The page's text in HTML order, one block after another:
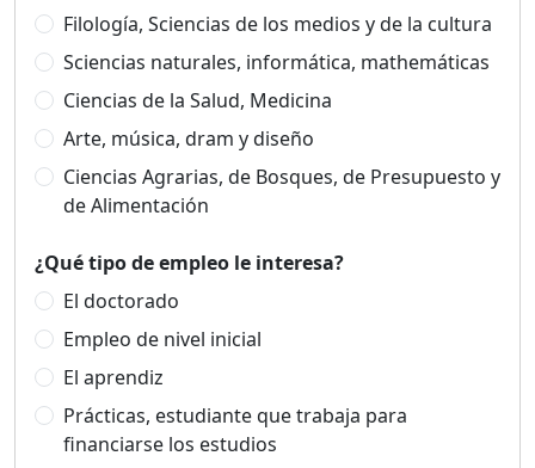
Filología, Sciencias de los medios y de la cultura
Sciencias naturales, informática, mathemáticas
Ciencias de la Salud, Medicina
Arte, música, dram y diseño
Ciencias Agrarias, de Bosques, de Presupuesto y
de Alimentación
¿Qué tipo de empleo le interesa?
El doctorado
Empleo de nivel inicial
El aprendiz
Prácticas, estudiante que trabaja para
financiarse los estudios